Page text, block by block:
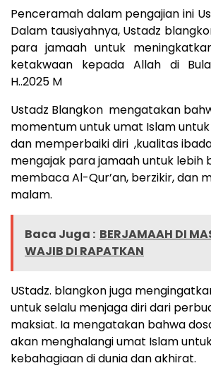
Penceramah dalam pengajian ini
Dalam tausiyahnya, Ustadz
para jamaah untuk
ketakwaan kepada Allah di
H..2025 M
Ustadz Blangkon mengatakan
momentum untuk umat Islam
dan memperbaiki diri ,kualitas
mengajak para jamaah untuk lebih
membaca Al-Qur’an, berzikir, dan
malam.
Baca Juga : BERJAMAAH DI
WAJIB DI RAPATKAN
UStadz. blangkon juga
untuk selalu menjaga diri dari
maksiat. Ia mengatakan bahwa
akan menghalangi umat Islam
kebahagiaan di dunia dan akhirat.